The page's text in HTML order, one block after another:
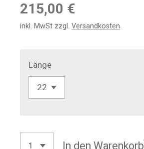
215,00 €
inkl. MwSt zzgl. Versandkosten
Länge
In den Warenkorb